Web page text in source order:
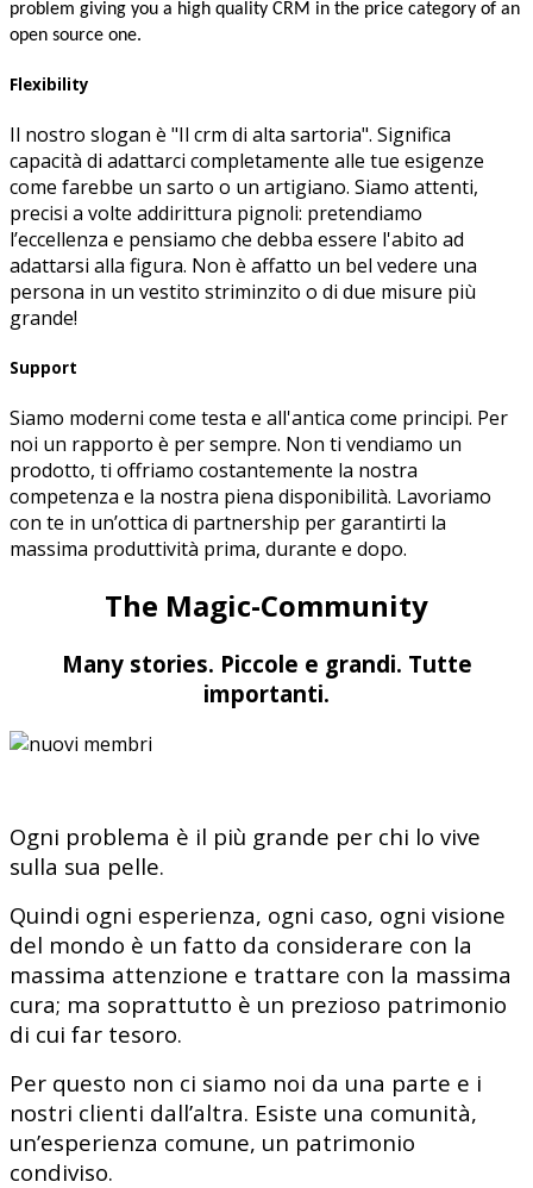
problem giving you a high quality CRM in the price category of an
open source one.
Flexibility
Il nostro slogan è "Il crm di alta sartoria". Significa
capacità di adattarci completamente alle tue esigenze
come farebbe un sarto o un artigiano. Siamo attenti,
precisi a volte addirittura pignoli: pretendiamo
l’eccellenza e pensiamo che debba essere l'abito ad
adattarsi alla figura. Non è affatto un bel vedere una
persona in un vestito striminzito o di due misure più
grande!
Support
Siamo moderni come testa e all'antica come principi. Per
noi un rapporto è per sempre. Non ti vendiamo un
prodotto, ti offriamo costantemente la nostra
competenza e la nostra piena disponibilità. Lavoriamo
con te in un’ottica di partnership per garantirti la
massima produttività prima, durante e dopo.
The Magic-Community
Many stories. Piccole e grandi. Tutte
importanti.
Ogni problema è il più grande per chi lo vive
sulla sua pelle.
Quindi ogni esperienza, ogni caso, ogni visione
del mondo è un fatto da considerare con la
massima attenzione e trattare con la massima
cura; ma soprattutto è un prezioso patrimonio
di cui far tesoro.
Per questo non ci siamo noi da una parte e i
nostri clienti dall’altra. Esiste una comunità,
un’esperienza comune, un patrimonio
condiviso.